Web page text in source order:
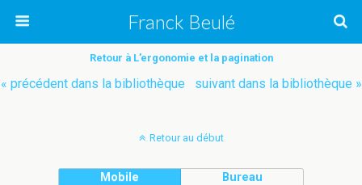
Franck Beulé
Retour à L’ergonomie et la pagination
« précédent dans la bibliothèque suivant dans la bibliothèque »
Retour au début
Mobile Bureau